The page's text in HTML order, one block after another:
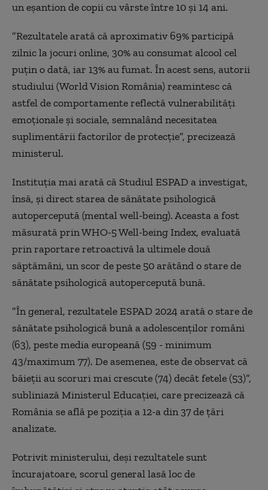
un eşantion de copii cu vârste între 10 şi 14 ani.
”Rezultatele arată că aproximativ 69% participă
zilnic la jocuri online, 30% au consumat alcool cel
puţin o dată, iar 13% au fumat. În acest sens, autorii
studiului (World Vision România) reamintesc că
astfel de comportamente reflectă vulnerabilităţi
emoţionale şi sociale, semnalând necesitatea
suplimentării factorilor de protecţie”, precizează
ministerul.
Instituţia mai arată că Studiul ESPAD a investigat,
însă, şi direct starea de sănătate psihologică
autopercepută (mental well-being). Aceasta a fost
măsurată prin WHO-5 Well-being Index, evaluată
prin raportare retroactivă la ultimele două
săptămâni, un scor de peste 50 arătând o stare de
sănătate psihologică autopercepută bună.
”În general, rezultatele ESPAD 2024 arată o stare de
sănătate psihologică bună a adolescenţilor români
(63), peste media europeană (59 - minimum
43/maximum 77). De asemenea, este de observat că
băieţii au scoruri mai crescute (74) decât fetele (53)”,
subliniază Ministerul Educaţiei, care precizează că
România se află pe poziţia a 12-a din 37 de ţări
analizate.
Potrivit ministerului, deşi rezultatele sunt
încurajatoare, scorul general lasă loc de